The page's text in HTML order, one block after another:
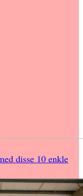
disse 10 enkle